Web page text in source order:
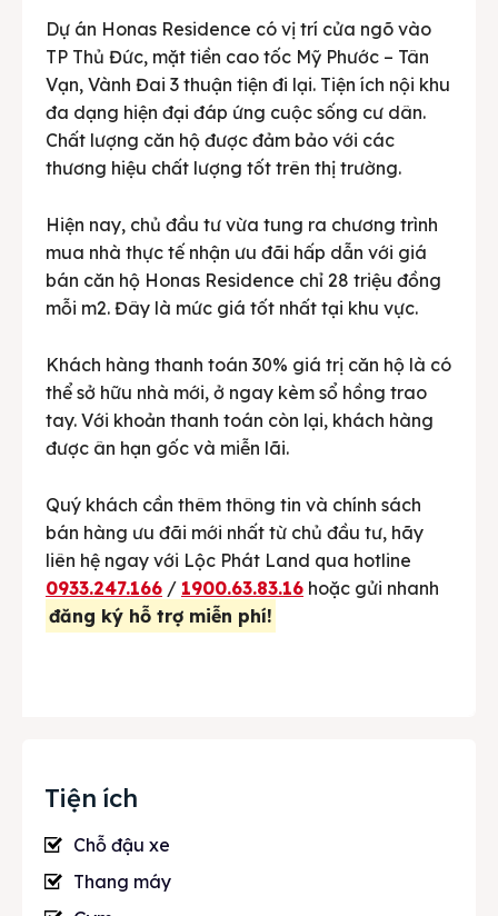
Dự án Honas Residence có vị trí cửa ngõ vào
TP Thủ Đức, mặt tiền cao tốc Mỹ Phước – Tân
Vạn, Vành Đai 3 thuận tiện đi lại. Tiện ích nội khu
đa dạng hiện đại đáp ứng cuộc sống cư dân.
Chất lượng căn hộ được đảm bảo với các
thương hiệu chất lượng tốt trên thị trường.
Hiện nay, chủ đầu tư vừa tung ra chương trình
mua nhà thực tế nhận ưu đãi hấp dẫn với giá
bán căn hộ Honas Residence chỉ 28 triệu đồng
mỗi m2. Đây là mức giá tốt nhất tại khu vực.
Khách hàng thanh toán 30% giá trị căn hộ là có
thể sở hữu nhà mới, ở ngay kèm sổ hồng trao
tay. Với khoản thanh toán còn lại, khách hàng
được ân hạn gốc và miễn lãi.
Quý khách cần thêm thông tin và chính sách
bán hàng ưu đãi mới nhất từ chủ đầu tư, hãy
liên hệ ngay với Lộc Phát Land qua hotline
0933.247.166 / 1900.63.83.16 hoặc gửi nhanh
đăng ký hỗ trợ miễn phí!
Tiện ích
Chỗ đậu xe
Thang máy